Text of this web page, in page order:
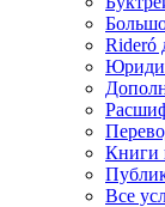
Rideró
Книги
Все